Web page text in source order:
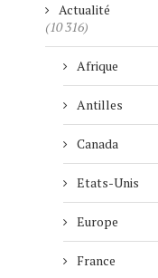
Actualité
(10 316)
Afrique
Antilles
Canada
Etats-Unis
Europe
France